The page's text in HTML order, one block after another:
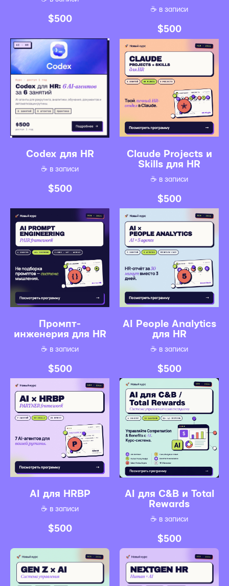
$500
☕️ в записи
$500
Codex для HR
☕️ в записи
$500
Claude Projects и
Skills для HR
☕️ в записи
$500
Промпт-
инженерия для HR
☕️ в записи
$500
AI People Analytics
для HR
☕️ в записи
$500
AI для HRBP
☕️ в записи
$500
AI для C&B и Total
Rewards
☕️ в записи
$500